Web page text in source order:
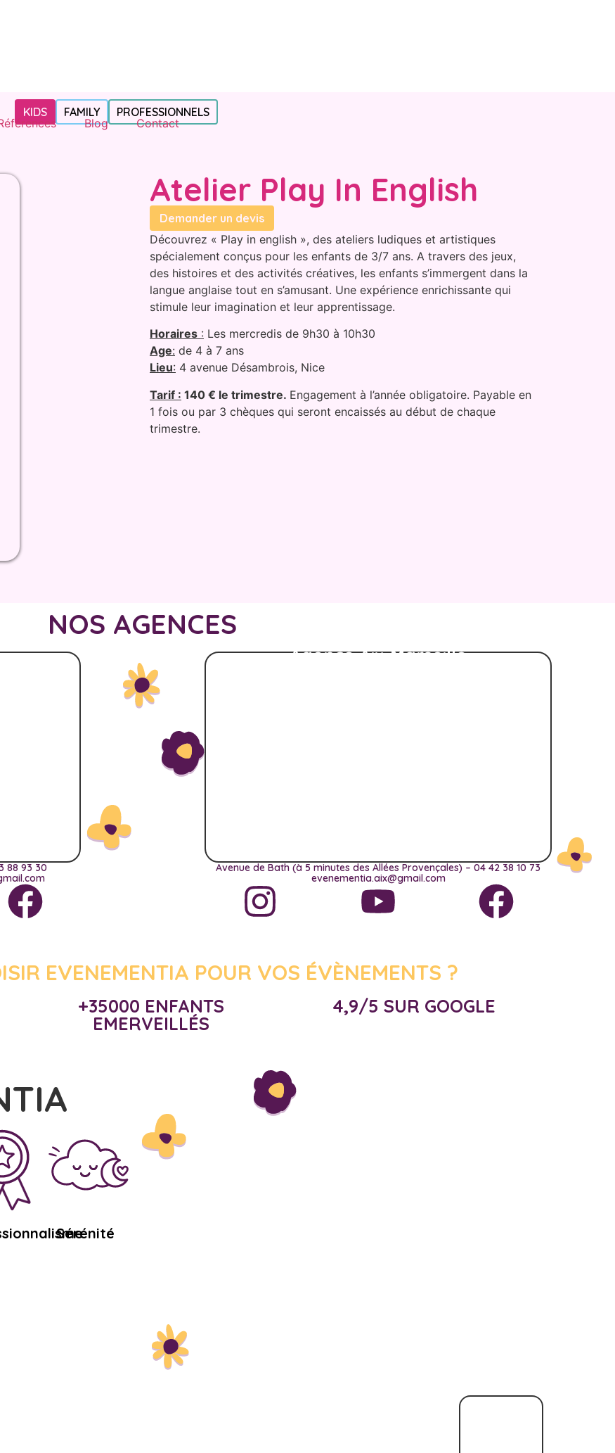
Blog Contact
KIDS FAMILY PROFESSIONNELS
Atelier Play In English
Demander un devis
Découvrez « Play in english », des ateliers ludiques et artistiques
spécialement conçus pour les enfants de 3/7 ans. A travers des jeux,
des histoires et des activités créatives, les enfants s’immergent dans la
langue anglaise tout en s’amusant. Une expérience enrichissante qui
stimule leur imagination et leur apprentissage.
Horaires : Les mercredis de 9h30 à 10h30
Age: de 4 à 7 ans
Lieu: 4 avenue Désambrois, Nice
Tarif : 140 € le trimestre. Engagement à l’année obligatoire. Payable en
1 fois ou par 3 chèques qui seront encaissés au début de chaque
trimestre.
NOS AGENCES
88 93 30
Agence Aix-Marseille
Avenue de Bath (à 5 minutes des Allées Provençales) – 04 42 38 10 73
evenementia.aix@gmail.com
EVENEMENTIA POUR VOS ÉVÈNEMENTS ?
+35000 ENFANTS
EMERVEILLÉS
4,9/5 SUR GOOGLE
Sérénité